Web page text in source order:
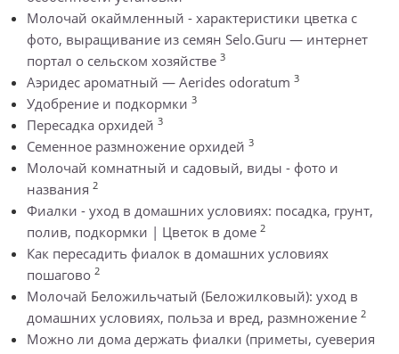
Молочай окаймленный - характеристики цветка с
фото, выращивание из семян Selo.Guru — интернет
портал о сельском хозяйстве 3
Аэридес ароматный — Aerides odoratum 3
Удобрение и подкормки 3
Пересадка орхидей 3
Семенное размножение орхидей 3
Молочай комнатный и садовый, виды - фото и
названия 2
Фиалки - уход в домашних условиях: посадка, грунт,
полив, подкормки | Цветок в доме 2
Как пересадить фиалок в домашних условиях
пошагово 2
Молочай Беложильчатый (Беложилковый): уход в
домашних условиях, польза и вред, размножение 2
Можно ли дома держать фиалки (приметы, суеверия